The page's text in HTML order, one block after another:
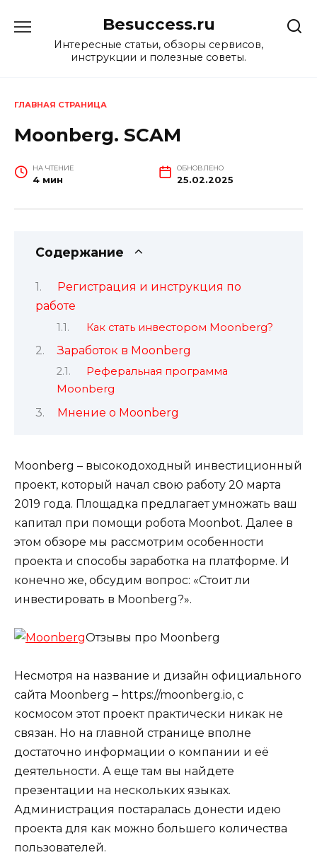
содержанию
Besuccess.ru
Интересные статьи, обзоры сервисов,
инструкции и полезные советы.
ГЛАВНАЯ СТРАНИЦА
Moonberg. SCAM
НА ЧТЕНИЕ
4 мин
ОБНОВЛЕНО
25.02.2025
Содержание
Регистрация и инструкция по
работе
Как стать инвестором Moonberg?
Заработок в Moonberg
Реферальная программа
Moonberg
Мнение о Moonberg
Moonberg – высокодоходный инвестиционный
проект, который начал свою работу 20 марта
2019 года. Площадка предлагает умножать ваш
капитал при помощи робота Moonbot. Далее в
этом обзоре мы рассмотрим особенности
проекта и способы заработка на платформе. И
конечно же, обсудим вопрос: «Стоит ли
инвестировать в Moonberg?».
Отзывы про Moonberg
Несмотря на название и дизайн официального
сайта Moonberg – https://moonberg.io, с
космосом этот проект практически никак не
связан. Но на главной странице вполне
достаточно информации о компании и её
деятельности. А еще там вы найдете
презентации на нескольких языках.
Администрация постаралась донести идею
проекта для как можно большего количества
пользователей.